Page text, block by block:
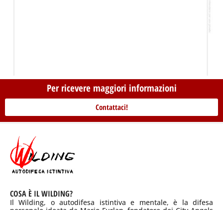
Per ricevere maggiori informazioni
Contattaci!
COSA È IL WILDING?
Il Wilding, o autodifesa istintiva e mentale, è la difesa